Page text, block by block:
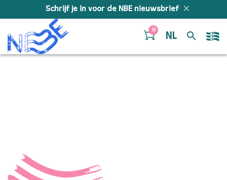
Schrijf je in voor de NBE nieuwsbrief
0
NL